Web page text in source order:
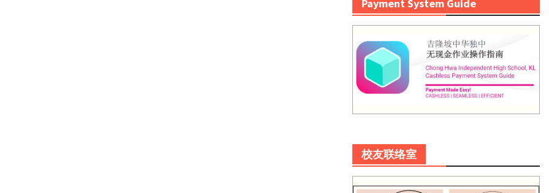
Payment System Guide
校友联络室